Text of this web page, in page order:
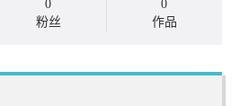
0
粉丝
0
作品